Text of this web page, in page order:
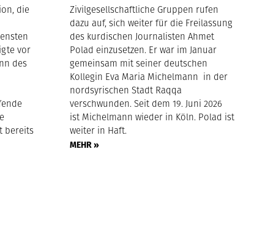
die
vor
des
bereits
Zivilgesellschaftliche Gruppen rufen
dazu auf, sich weiter für die Freilassung
des kurdischen Journalisten Ahmet
Polad einzusetzen. Er war im Januar
gemeinsam mit seiner deutschen
Kollegin Eva Maria Michelmann in der
nordsyrischen Stadt Raqqa
verschwunden. Seit dem 19. Juni 2026
ist Michelmann wieder in Köln. Polad ist
weiter in Haft.
MEHR »